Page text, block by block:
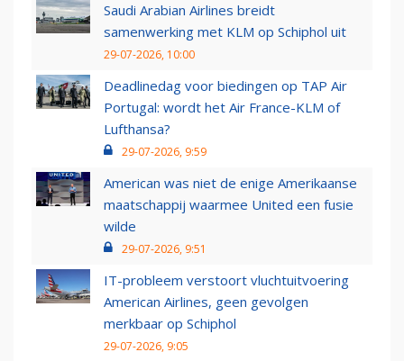
Saudi Arabian Airlines breidt
samenwerking met KLM op Schiphol uit
29-07-2026, 10:00
Deadlinedag voor biedingen op TAP Air
Portugal: wordt het Air France-KLM of
Lufthansa?
29-07-2026, 9:59
American was niet de enige Amerikaanse
maatschappij waarmee United een fusie
wilde
29-07-2026, 9:51
IT-probleem verstoort vluchtuitvoering
American Airlines, geen gevolgen
merkbaar op Schiphol
29-07-2026, 9:05